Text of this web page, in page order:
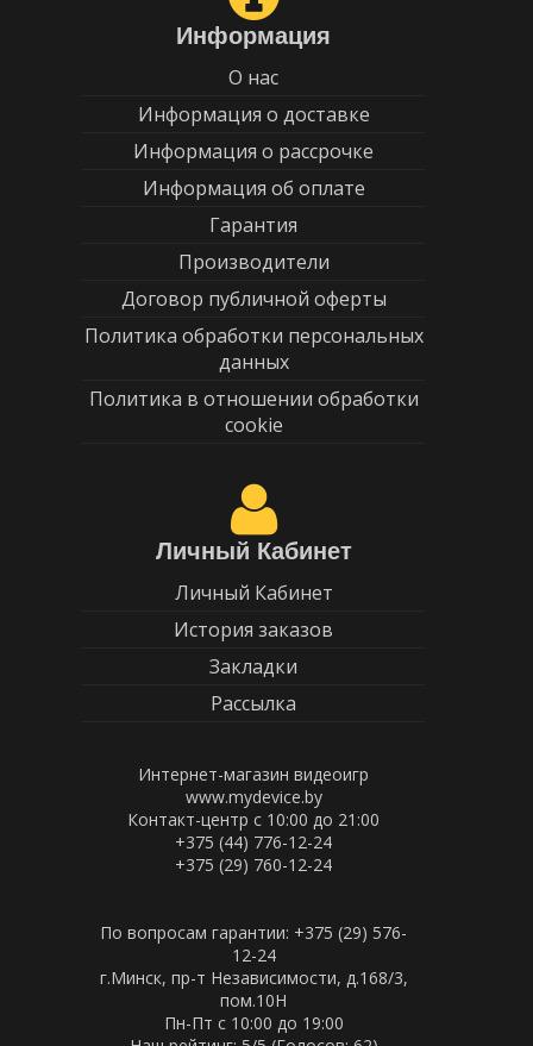
Информация
О нас
Информация о доставке
Информация о рассрочке
Информация об оплате
Гарантия
Производители
Договор публичной оферты
Политика обработки персональных
данных
Политика в отношении обработки
cookie
Личный Кабинет
Личный Кабинет
История заказов
Закладки
Рассылка
Интернет-магазин видеоигр
www.mydevice.by
Контакт-центр с 10:00 до 21:00
+375 (44) 776-12-24
+375 (29) 760-12-24
По вопросам гарантии: +375 (29) 576-
12-24
г.Минск, пр-т Независимости, д.168/3,
пом.10Н
Пн-Пт c 10:00 до 19:00